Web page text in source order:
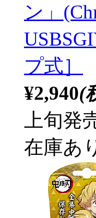
ン」
プ式］
¥2,940(
上旬発
在庫あ